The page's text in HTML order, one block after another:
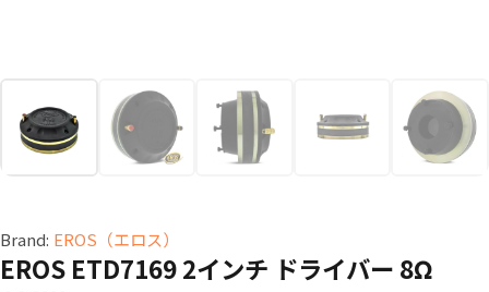
Brand: EROS（エロス）
EROS ETD7169 2インチ ドライバー 8Ω